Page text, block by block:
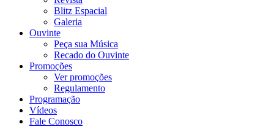
Blitz Espacial
Galeria
Ouvinte
Peça sua Música
Recado do Ouvinte
Promoções
Ver promoções
Regulamento
Programação
Vídeos
Fale Conosco